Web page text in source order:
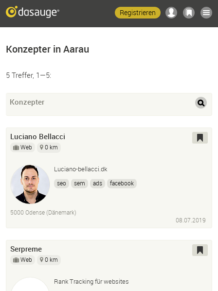
Registrieren
Konzepter in Aarau
5 Treffer, 1—5:
Konzepter
Luciano Bellacci
Web 0 km
Luciano-bellacci.dk
seo sem ads facebook
5000 Odense (Dänemark)
08.07.2019
Serpreme
Web 0 km
Rank Tracking für websites